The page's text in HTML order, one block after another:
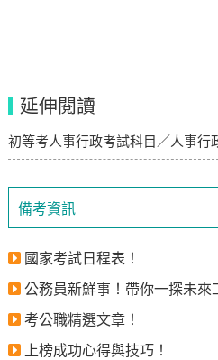
備考資訊
國家考試日程表！
公務員新鮮事！帶你一探未來
考公職精選文章！
上榜成功心得與技巧！
延伸閱讀
初等考人事行政考試科目／人事行